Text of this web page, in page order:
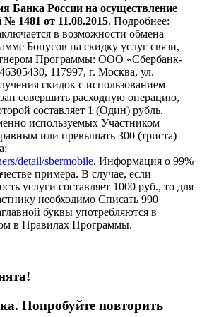
Банка России на осуществление
1481 от 11.08.2015. Подробнее:
в возможности обмена
Бонусов на скидку услуг связи,
Программы: ООО «Сбербанк-
117997, г. Москва, ул.
скидок с использованием
совершить расходную операцию,
составляет 1 (Один) рубль.
используемых Участником
или превышать 300 (триста)
detail/sbermobile. Информация о 99%
примера. В случае, если
услуги составляет 1000 руб., то для
необходимо Списать 990
буквы употребляются в
в Правилах Программы.
Попробуйте повторить